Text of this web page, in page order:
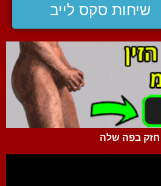
שיחות סקס לייב
חזק בפה שלה